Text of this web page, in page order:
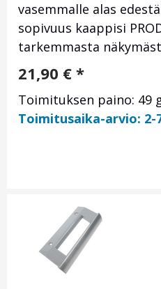
vasemmalle alas
sopivuus kaappisi
tarkemmasta
21,90 € *
Toimituksen paino: 49
Toimitusaika-arvio: 2-